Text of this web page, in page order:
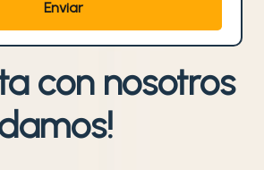
con nosotros